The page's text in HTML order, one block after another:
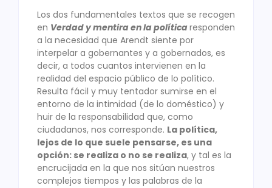
Los dos fundamentales textos que se recogen
en Verdad y mentira en la políticaresponden
a la necesidad que Arendt siente por
interpelar a gobernantes y a gobernados, es
decir, a todos cuantos intervienen en la
realidad del espacio público de lo político.
Resulta fácil y muy tentador sumirse en el
entorno de la intimidad (de lo doméstico) y
huir de la responsabilidad que, como
ciudadanos, nos corresponde. La política,
lejos de lo que suele pensarse, es una
opción: se realiza o no se realiza, y tal es la
encrucijada en la que nos sitúan nuestros
complejos tiempos y las palabras de la